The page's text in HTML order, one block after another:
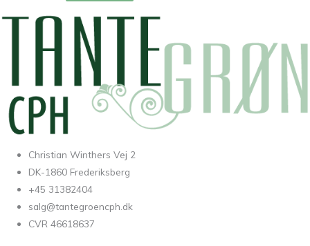
Christian Winthers Vej 2
DK-1860 Frederiksberg
+45 31382404
salg@tantegroencph.dk
CVR 46618637